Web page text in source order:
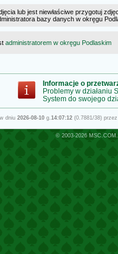
lub jest niewłaściwe przygotuj
bazy danych w okręgu
administratorem w okręgu Podlaskim
Informacje o
Problemy w działaniu
System do swojego
dniu 2026-08-10g.14:07:12(0.7881/38)
© 2003-2026